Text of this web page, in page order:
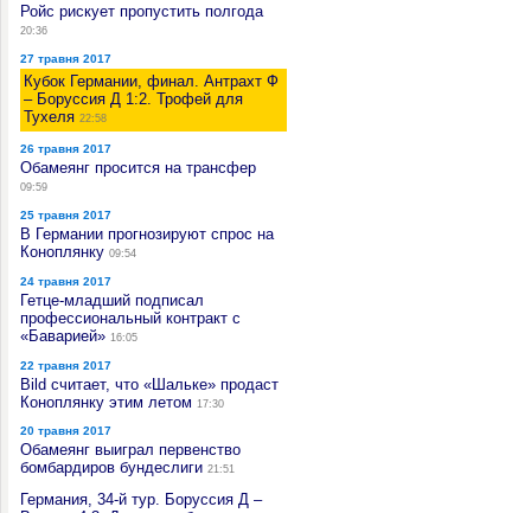
Ройс рискует пропустить полгода
20:36
27 травня 2017
Кубок Германии, финал. Антрахт Ф
– Боруссия Д 1:2. Трофей для
Тухеля 22:58
26 травня 2017
Обамеянг просится на трансфер
09:59
25 травня 2017
В Германии прогнозируют спрос на
Коноплянку 09:54
24 травня 2017
Гетце-младший подписал
профессиональный контракт с
«Баварией» 16:05
22 травня 2017
Bild считает, что «Шальке» продаст
Коноплянку этим летом 17:30
20 травня 2017
Обамеянг выиграл первенство
бомбардиров бундеслиги 21:51
Германия, 34-й тур. Боруссия Д –